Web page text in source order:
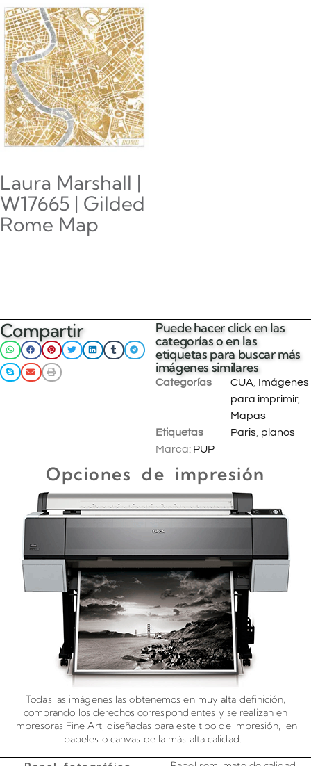
Laura Marshall |
W17665 | Gilded
Rome Map
Compartir
Puede hacer click en las
categorías o en las
etiquetas para buscar más
imágenes similares
Categorías CUA Imágenes
para imprimir,
Mapas
Etiquetas
Paris planos
Marca: PUP
Opciones de impresión
Todas las imágenes las obtenemos en muy alta definición,
comprando los derechos correspondientes y se realizan en
impresoras Fine Art, diseñadas para este tipo de impresión, en
papeles o canvas de la más alta calidad.